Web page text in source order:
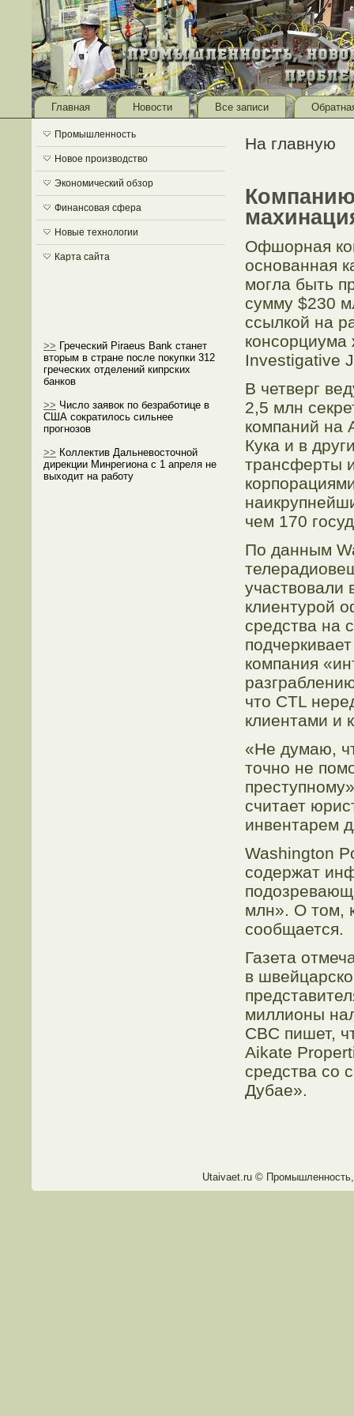
Главная Новости Все записи
Промышленность
Новое производство
Экономический обзор
Финансовая сфера
Новые технологии
Карта сайта
>> Греческий Piraeus Bank станет
вторым в стране после покупки 312
греческих отделений кипрских
банков
>> Число заявок по безработице в
США сократилось сильнее
прогнозов
>> Коллектив Дальневосточной
дирекции Минрегиона с 1 апреля не
выходит на работу
На главную
Офшорная
основанная
могла быть
сумму $230
ссылкой на
Investigative
В четверг
2,5 млн
компаний на
Кука и в
трансферты
чем 170
По данным
участвовали
клиентурой
средства на
компания
что CTL
клиентами и
«Не думаю,
точно не
считает
инвентарем
Washington
содержат
млн». О том,
сообщается.
Газета
в
миллионы
CBC пишет,
Aikate
средства со
Дубае».
Utaivaet.ru ©